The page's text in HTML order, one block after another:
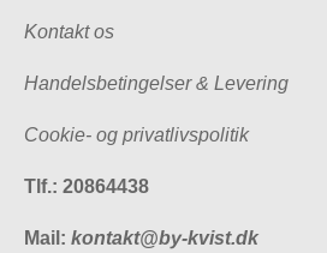
Kontakt os
Handelsbetingelser & Levering
Cookie- og privatlivspolitik
Tlf.: 20864438
Mail: kontakt@by-kvist.dk